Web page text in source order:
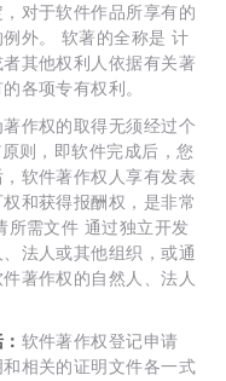
对于软件作品所享有的
外。 软著的全称是 计
其他权利人依据有关著
各项专有权利。
作权的取得无须经过个
则，即软件完成后，您
软件著作权人享有发表
和获得报酬权，是非常
所需文件 通过独立开发
法人或其他组织，或通
著作权的自然人、法人
软件著作权登记申请
相关的证明文件各一式